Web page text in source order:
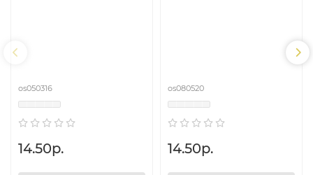
os050316
14.50р.
os080520
14.50р.